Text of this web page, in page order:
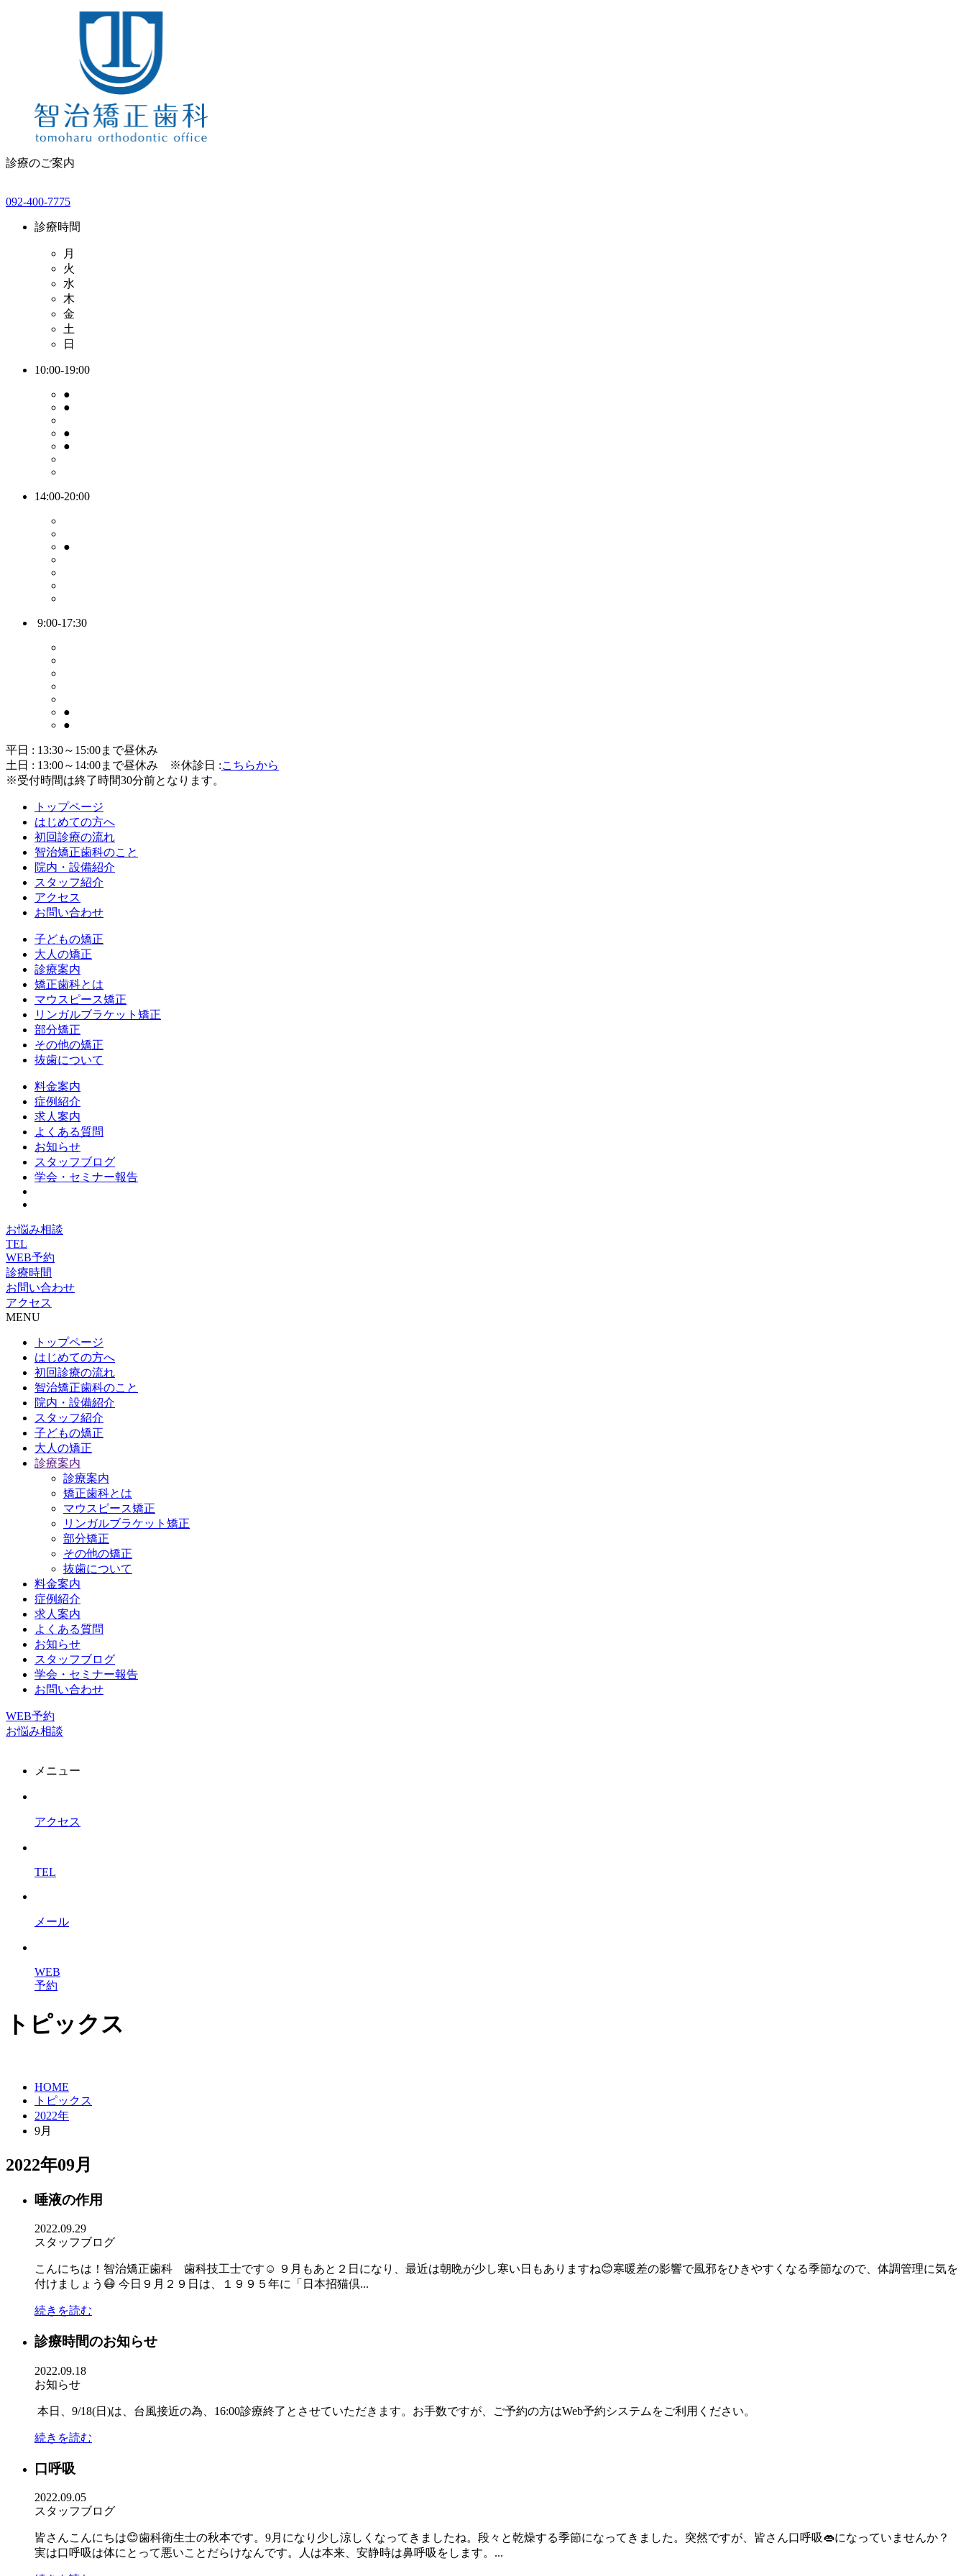
診療のご案内
092-400-7775
診療時間
月
火
水
木
金
土
日
10:00-19:00
●
●
●
●
14:00-20:00
●
9:00-17:30
●
●
平日 : 13:30～15:00まで昼休み
土日 : 13:00～14:00まで昼休み
※休診日 :こちらから
※受付時間は終了時間30分前となります。
トップページ
はじめての方へ
初回診療の流れ
智治矯正歯科のこと
院内・設備紹介
スタッフ紹介
アクセス
お問い合わせ
子どもの矯正
大人の矯正
診療案内
矯正歯科とは
マウスピース矯正
リンガルブラケット矯正
部分矯正
その他の矯正
抜歯について
料金案内
症例紹介
求人案内
よくある質問
お知らせ
スタッフブログ
学会・セミナー報告
お悩み相談
TEL
WEB予約
診療時間
お問い合わせ
アクセス
MENU
トップページ
はじめての方へ
初回診療の流れ
智治矯正歯科のこと
院内・設備紹介
スタッフ紹介
子どもの矯正
大人の矯正
診療案内
診療案内
矯正歯科とは
マウスピース矯正
リンガルブラケット矯正
部分矯正
その他の矯正
抜歯について
料金案内
症例紹介
求人案内
よくある質問
お知らせ
スタッフブログ
学会・セミナー報告
お問い合わせ
WEB予約
お悩み相談
メニュー
アクセス
TEL
メール
WEB
予約
トピックス
HOME
トピックス
2022年
9月
2022年09月
唾液の作用
2022.09.29
スタッフブログ
こんにちは！智治矯正歯科 歯科技工士です☺ ９月もあと２日になり、最近は朝晩が少し寒い日もありますね😊寒暖差の影響で風邪をひきやすくなる季節なので、体調管理に気を
付けましょう😷 今日９月２９日は、１９９５年に「日本招猫倶...
続きを読む
診療時間のお知らせ
2022.09.18
お知らせ
本日、9/18(日)は、台風接近の為、16:00診療終了とさせていただきます。お手数ですが、ご予約の方はWeb予約システムをご利用ください。
続きを読む
口呼吸
2022.09.05
スタッフブログ
皆さんこんにちは😊歯科衛生士の秋本です。9月になり少し涼しくなってきましたね。段々と乾燥する季節になってきました。突然ですが、皆さん口呼吸👄になっていませんか？
実は口呼吸は体にとって悪いことだらけなんです。人は本来、安静時は鼻呼吸をします。...